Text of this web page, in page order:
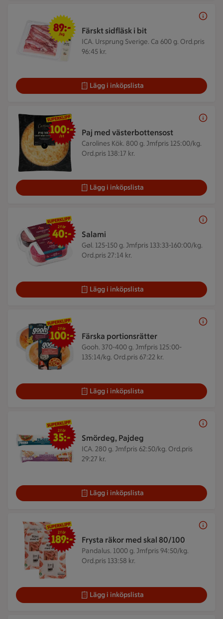
Färskt sidfläsk i bit
ICA. Ursprung Sverige. Ca 600 g. Ord.pris
96:45 kr.
89 kr/kg
89:-
/kg
Lägg i inköpslista
Paj med västerbottensost
Carolines Kök. 800 g. Jmfpris 125:00/kg.
Ord.pris 138:17 kr.
100 kr/st
100:-
/st
Lägg i inköpslista
Salami
Gøl. 125-150 g. Jmfpris 133:33-160:00/kg.
Ord.pris 27:14 kr.
2 för 40 kr
2 för
40:-
Lägg i inköpslista
Färska portionsrätter
Gooh. 370-400 g. Jmfpris 125:00-
135:14/kg. Ord.pris 67:22 kr.
2 för 100 kr
2 för
100:-
Lägg i inköpslista
Smördeg, Pajdeg
ICA. 280 g. Jmfpris 62:50/kg. Ord.pris
29:27 kr.
2 för 35 kr
2 för
35:-
Lägg i inköpslista
Frysta räkor med skal 80/100
Pandalus. 1000 g. Jmfpris 94:50/kg.
Ord.pris 133:58 kr.
2 för 189 kr
2 för
189:-
Lägg i inköpslista